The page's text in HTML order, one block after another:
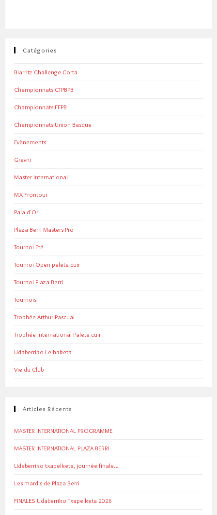
Catégories
Biarritz Challenge Corta
Championnats CTPBPB
Championnats FFPB
Championnats Union Basque
Evènements
Gravni
Master International
MX Frontour
Pala d'Or
Plaza Berri Masters Pro
Tournoi Eté
Tournoi Open paleta cuir
Tournoi Plaza Berri
Tournois
Trophée Arthur Pascual
Trophée International Paleta cuir
Udaberriko Leihaketa
Vie du Club
Articles Récents
MASTER INTERNATIONAL PROGRAMME
MASTER INTERNATIONAL PLAZA BERRI
Udaberriko txapelketa, journée finale…
Les mardis de Plaza Berri
FINALES Udaberriko Txapelketa 2026